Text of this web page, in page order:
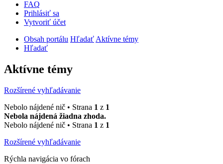
FAQ
Prihlásiť sa
Vytvoriť účet
Obsah portálu HľadaťAktívne témy
Hľadať
Aktívne témy
Rozšírené vyhľadávanie
Nebolo nájdené nič • Strana 1 z 1
Nebola nájdená žiadna zhoda.
Nebolo nájdené nič • Strana 1 z 1
Rozšírené vyhľadávanie
Rýchla navigácia vo fórach